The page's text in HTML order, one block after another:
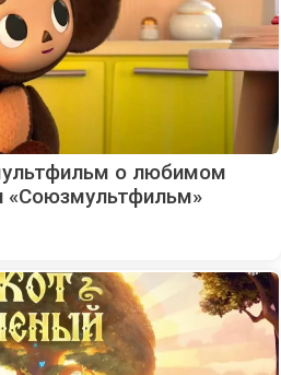
о любимом
«Союзмультфильм»